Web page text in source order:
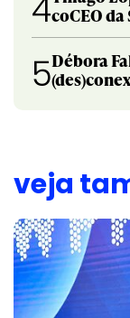
4coCEO
5Débora
veja